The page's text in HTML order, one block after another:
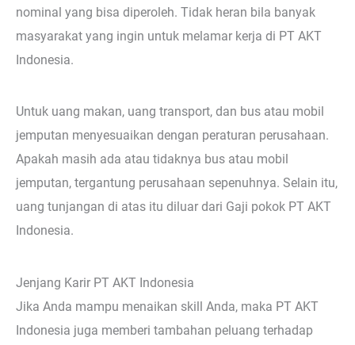
nominal yang bisa diperoleh. Tidak heran bila banyak
masyarakat yang ingin untuk melamar kerja di PT AKT
Indonesia.
Untuk uang makan, uang transport, dan bus atau mobil
jemputan menyesuaikan dengan peraturan perusahaan.
Apakah masih ada atau tidaknya bus atau mobil
jemputan, tergantung perusahaan sepenuhnya. Selain itu,
uang tunjangan di atas itu diluar dari Gaji pokok PT AKT
Indonesia.
Jenjang Karir PT AKT Indonesia
Jika Anda mampu menaikan skill Anda, maka PT AKT
Indonesia juga memberi tambahan peluang terhadap